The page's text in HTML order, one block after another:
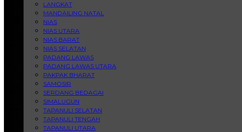
LANGKAT
MANDAILING NATAL
NIAS
NIAS UTARA
NIAS BARAT
NIAS SELATAN
PADANG LAWAS
PADANG LAWAS UTARA
PAKPAK BHARAT
SAMOSIR
SERDANG BEDAGAI
SIMALUGUN
TAPANULI SELATAN
TAPANULI TENGAH
TAPANULI UTARA